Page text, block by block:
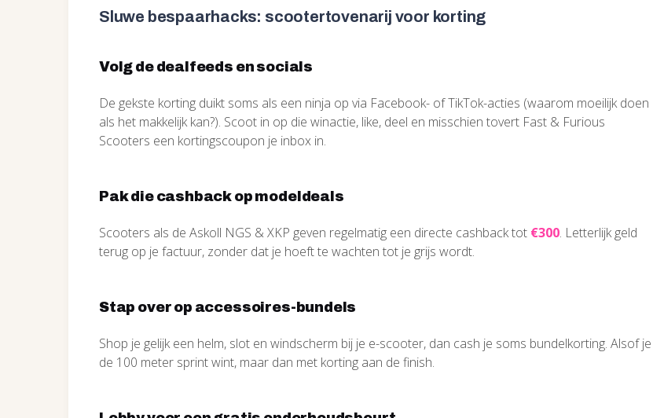
Sluwe bespaarhacks: scootertovenarij voor korting
Volg de dealfeeds en socials
De gekste korting duikt soms als een ninja op via Facebook- of TikTok-acties (waarom moeilijk doen
als het makkelijk kan?). Scoot in op die winactie, like, deel en misschien tovert Fast & Furious
Scooters een kortingscoupon je inbox in.
Pak die cashback op modeldeals
Scooters als de Askoll NGS & XKP geven regelmatig een directe cashback tot €300. Letterlijk geld
terug op je factuur, zonder dat je hoeft te wachten tot je grijs wordt.
Stap over op accessoires-bundels
Shop je gelijk een helm, slot en windscherm bij je e-scooter, dan cash je soms bundelkorting. Alsof je
de 100 meter sprint wint, maar dan met korting aan de finish.